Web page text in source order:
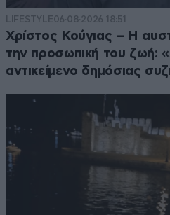
LIFESTYLE06·08·2026 18:51
Χρίστος Κούγιας – Η
την προσωπική του ζωή:
αντικείμενο δημόσιας